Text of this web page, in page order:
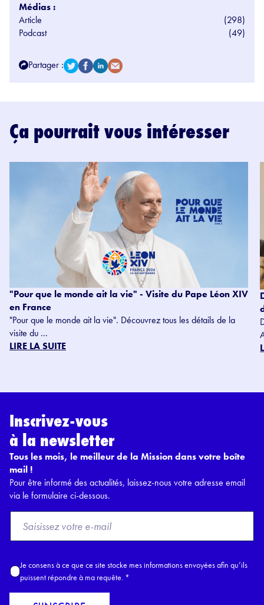
Médias :
Article
(298)
Podcast
(49)
Partager :
Ça pourrait vous intéresser
"Pour que le monde ait la vie" - Visite du Pape Léon XIV
en France
"Pour que le monde ait la vie". Découvrez tous les détails de la
visite du ...
LIRE LA SUITE
Inscrivez-vous
à la newsletter
Tous les mois, le meilleur de la Mission dans votre boîte
mail !
Pour être informé des actualités, laissez-nous votre adresse email
via le formulaire ci-dessous.
o
E
a
A
c
c
Je consens à ce que ce site stocke mes informations envoyées afin qu’ils
puissent répondre à ma requête. *